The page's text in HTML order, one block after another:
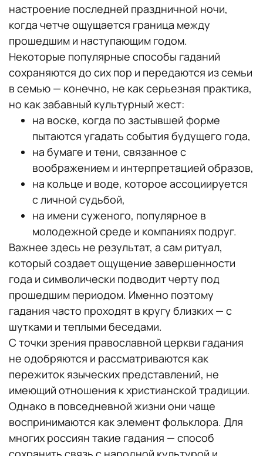
настроение последней праздничной ночи,
когда четче ощущается граница между
прошедшим и наступающим годом.
Некоторые популярные способы гаданий
сохраняются до сих пор и передаются из семьи
в семью — конечно, не как серьезная практика,
но как забавный культурный жест:
на воске, когда по застывшей форме
пытаются угадать события будущего года,
на бумаге и тени, связанное с
воображением и интерпретацией образов,
на кольце и воде, которое ассоциируется
с личной судьбой,
на имени суженого, популярное в
молодежной среде и компаниях подруг.
Важнее здесь не результат, а сам ритуал,
который создает ощущение завершенности
года и символически подводит черту под
прошедшим периодом. Именно поэтому
гадания часто проходят в кругу близких — с
шутками и теплыми беседами.
С точки зрения православной церкви гадания
не одобряются и рассматриваются как
пережиток языческих представлений, не
имеющий отношения к христианской традиции.
Однако в повседневной жизни они чаще
воспринимаются как элемент фольклора. Для
многих россиян такие гадания — способ